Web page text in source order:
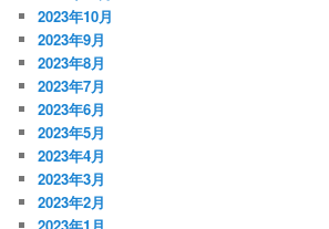
2023年10月
2023年9月
2023年8月
2023年7月
2023年6月
2023年5月
2023年4月
2023年3月
2023年2月